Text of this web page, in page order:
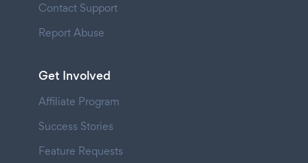
Contact Support
Report Abuse
Get Involved
Affiliate Program
Success Stories
Feature Requests